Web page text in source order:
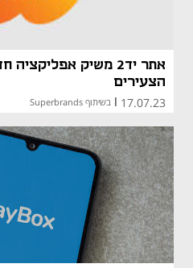
אתר יד2 משיק
הצעירים
17.07.23 בשיתוף Superbrands